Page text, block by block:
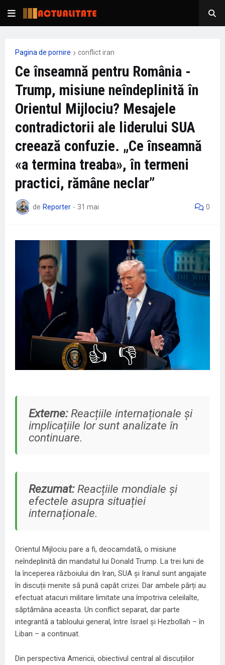
Pagina de pornire conflict iran
Ce înseamnă pentru România -
Trump, misiune neîndeplinită în
Orientul Mijlociu? Mesajele
contradictorii ale liderului SUA
creează confuzie. „Ce înseamnă
«a termina treaba», în termeni
practici, rămâne neclar”
de Reporter - 31 mai 0
👍 👎
Externe:Reacțiile internaționale și
implicațiile lor sunt analizate în
continuare.
Rezumat:Reacțiile mondiale și
efectele asupra situației
internaționale.
Orientul Mijlociu pare a fi, deocamdată, o misiune
neîndeplinită din mandatul lui Donald Trump. La trei luni de
la începerea războiului din Iran, SUA și Iranul sunt angajate
în discuții menite să pună capăt crizei. Dar ambele părți au
efectuat atacuri militare limitate una împotriva celeilalte,
săptămâna aceasta. Un conflict separat, dar parte
integrantă a tabloului general, între Israel și Hezbollah – în
Liban – a continuat.
Din perspectiva Americii, obiectivul central al discuțiilor